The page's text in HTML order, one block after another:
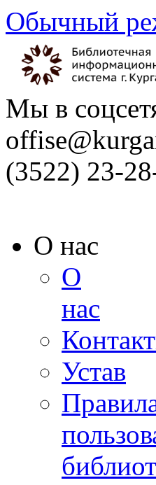
Обычный
Мы в
(3522) 23-
О нас
О
нас
Устав